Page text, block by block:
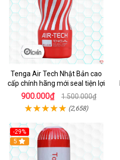
Tenga Air Tech Nhật Bản cao
cấp chính hãng mới seal tiện lợi
900.000₫ 1.500.000₫
(2,658)
-29%
5